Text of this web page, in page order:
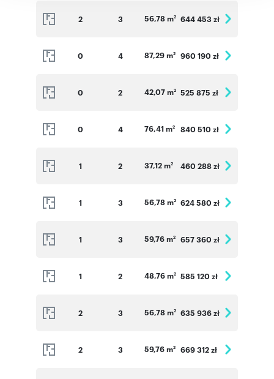
2 3 56,78 m2 644 453 zł
0 4 87,29 m2 960 190 zł
0 2 42,07 m2 525 875 zł
0 4 76,41 m2 840 510 zł
1 2 37,12 m2 460 288 zł
1 3 56,78 m2 624 580 zł
1 3 59,76 m2 657 360 zł
1 2 48,76 m2 585 120 zł
2 3 56,78 m2 635 936 zł
2 3 59,76 m2 669 312 zł